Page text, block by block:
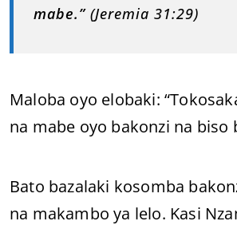
mabe.”(Jeremia 31:29)
Maloba oyo elobaki:
na mabe oyo bakonzi na biso
Bato bazalaki kosomba
na makambo ya lelo. Kasi